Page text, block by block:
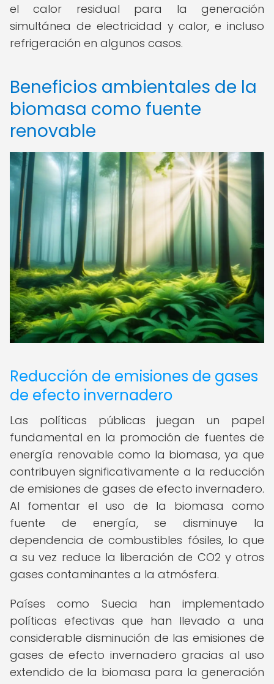
el calor residual para la generación
simultánea de electricidad y calor, e incluso
refrigeración en algunos casos.
Beneficios ambientales de la
biomasa como fuente
renovable
Reducción de emisiones de gases
de efecto invernadero
Las políticas públicas juegan un papel
fundamental en la promoción de fuentes de
energía renovable como la biomasa, ya que
contribuyen significativamente a la reducción
de emisiones de gases de efecto invernadero.
Al fomentar el uso de la biomasa como
fuente de energía, se disminuye la
dependencia de combustibles fósiles, lo que
a su vez reduce la liberación de CO2 y otros
gases contaminantes a la atmósfera.
Países como Suecia han implementado
políticas efectivas que han llevado a una
considerable disminución de las emisiones de
gases de efecto invernadero gracias al uso
extendido de la biomasa para la generación